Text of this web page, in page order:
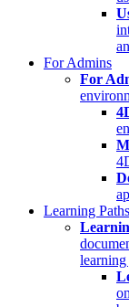
For Admins
For
Learning Paths